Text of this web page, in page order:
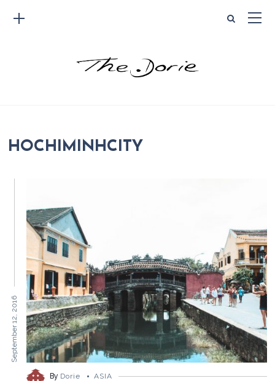
HOCHIMINHCITY
September 12, 2016
By Dorie ASIA